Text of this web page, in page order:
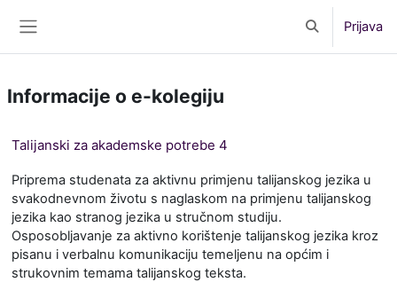
Toggle search
Prijava
Informacije o e-kolegiju
Talijanski za akademske potrebe 4
Priprema studenata za aktivnu primjenu talijanskog jezika u
svakodnevnom životu s naglaskom na primjenu talijanskog
jezika kao stranog jezika u stručnom studiju.
Osposobljavanje za aktivno korištenje talijanskog jezika kroz
pisanu i verbalnu komunikaciju temeljenu na općim i
strukovnim temama talijanskog teksta.